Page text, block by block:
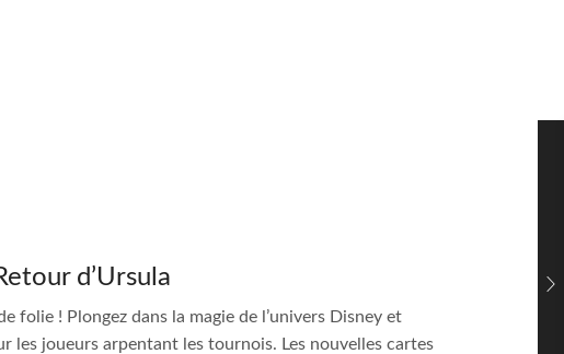
d’Ursula
folie ! Plongez dans la magie de l’univers Disney et
les joueurs arpentant les tournois. Les nouvelles cartes